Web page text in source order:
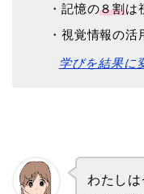
・記憶の８割は
・視覚情報の活
学びを結果に
わたし